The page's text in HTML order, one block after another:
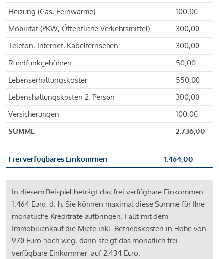
Heizung (Gas, Fernwärme)
100,00
Mobilität (PKW, Öffentliche Verkehrsmittel)
300,00
Telefon, Internet, Kabelfernsehen
300,00
Rundfunkgebühren
50,00
Lebenserhaltungskosten
550,00
Lebenshaltungskosten 2. Person
300,00
Versicherungen
100,00
SUMME
2.736,00
Frei verfügbares Einkommen 1.464,00
In diesem Beispiel beträgt das frei verfügbare Einkommen
1.464 Euro, d. h. Sie können maximal diese Summe für Ihre
monatliche Kreditrate aufbringen. Fällt mit dem
Immobilienkauf die Miete inkl. Betriebskosten in Höhe von
970 Euro noch weg, dann steigt das monatlich frei
verfügbare Einkommen auf 2.434 Euro.